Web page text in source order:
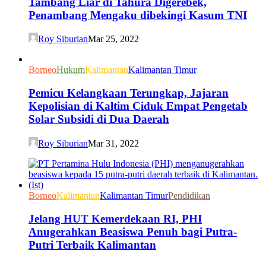
Penambang Mengaku dibekingi Kasum TNI
Roy SiburianMar 25, 2022
BorneoHukumKalimantanKalimantan Timur
Pemicu Kelangkaan Terungkap, Jajaran
Kepolisian di Kaltim Ciduk Empat Pengetab
Solar Subsidi di Dua Daerah
Roy SiburianMar 31, 2022
BorneoKalimantanKalimantan TimurPendidikan
Jelang HUT Kemerdekaan RI, PHI
Anugerahkan Beasiswa Penuh bagi Putra-
Putri Terbaik Kalimantan